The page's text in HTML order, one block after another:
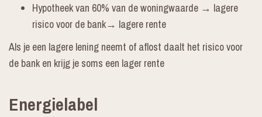
Hypotheek van 60% van de woningwaarde → lagere
risico voor de bank→ lagere rente
Als je een lagere lening neemt of aflost daalt het risico voor
de bank en krijg je soms een lager rente
Energielabel